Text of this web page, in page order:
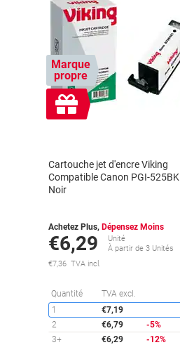
Marque
propre
Cadeau
gratuit
Cartouche jet d'encre Viking
Compatible Canon PGI-525BK
Noir
Achetez Plus, Dépensez Moins
€6,29
Unité
À partir de 3 Unités
€7,36 TVA incl.
Quantité TVA excl.
1
€7,19
2
€6,79
-5%
3+
€6,29 -12%